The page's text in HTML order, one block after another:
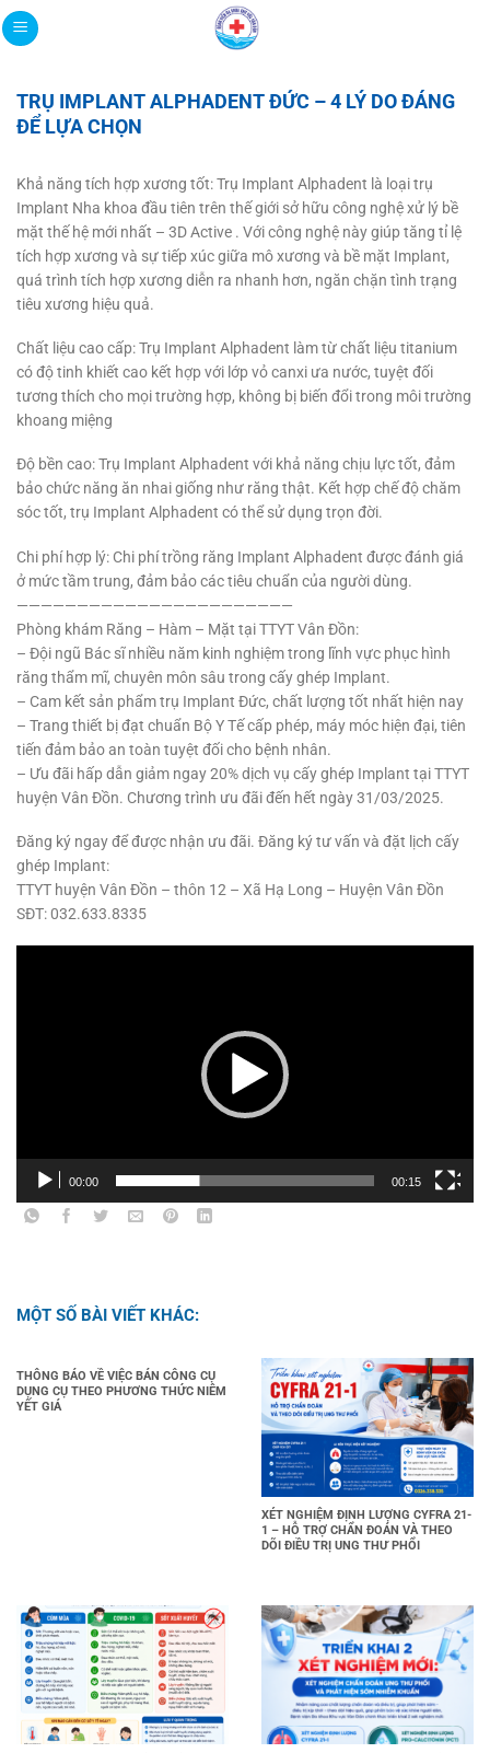
Bỏ
qua
dung
TRỤ IMPLANT ALPHADENT ĐỨC – 4 LÝ DO ĐÁNG
ĐỂ LỰA CHỌN
Khả năng tích hợp xương tốt: Trụ Implant Alphadent là loại trụ
Implant Nha khoa đầu tiên trên thế giới sở hữu công nghệ xử lý bề
mặt thế hệ mới nhất – 3D Active . Với công nghệ này giúp tăng tỉ lệ
tích hợp xương và sự tiếp xúc giữa mô xương và bề mặt Implant,
quá trình tích hợp xương diễn ra nhanh hơn, ngăn chặn tình trạng
tiêu xương hiệu quả.
Chất liệu cao cấp: Trụ Implant Alphadent làm từ chất liệu titanium
có độ tinh khiết cao kết hợp với lớp vỏ canxi ưa nước, tuyệt đối
tương thích cho mọi trường hợp, không bị biến đổi trong môi trường
khoang miệng
Độ bền cao: Trụ Implant Alphadent với khả năng chịu lực tốt, đảm
bảo chức năng ăn nhai giống như răng thật. Kết hợp chế độ chăm
sóc tốt, trụ Implant Alphadent có thể sử dụng trọn đời.
Chi phí hợp lý: Chi phí trồng răng Implant Alphadent được đánh giá
ở mức tầm trung, đảm bảo các tiêu chuẩn của người dùng.
———————————————————————
Phòng khám Răng – Hàm – Mặt tại TTYT Vân Đồn:
– Đội ngũ Bác sĩ nhiều năm kinh nghiệm trong lĩnh vực phục hình
răng thẩm mĩ, chuyên môn sâu trong cấy ghép Implant.
– Cam kết sản phẩm trụ Implant Đức, chất lượng tốt nhất hiện nay
– Trang thiết bị đạt chuẩn Bộ Y Tế cấp phép, máy móc hiện đại, tiên
tiến đảm bảo an toàn tuyệt đối cho bệnh nhân.
– Ưu đãi hấp dẫn giảm ngay 20% dịch vụ cấy ghép Implant tại TTYT
huyện Vân Đồn. Chương trình ưu đãi đến hết ngày 31/03/2025.
Đăng ký ngay để được nhận ưu đãi. Đăng ký tư vấn và đặt lịch cấy
ghép Implant:
TTYT huyện Vân Đồn – thôn 12 – Xã Hạ Long – Huyện Vân Đồn
SĐT: 032.633.8335
00:00 00:15
MỘT SỐ BÀI VIẾT KHÁC:
THÔNG BÁO VỀ VIỆC BÁN CÔNG CỤ
DỤNG CỤ THEO PHƯƠNG THỨC NIÊM
YẾT GIÁ
XÉT NGHIỆM ĐỊNH LƯỢNG CYFRA 21-
1 – HỖ TRỢ CHẨN ĐOÁN VÀ THEO
DÕI ĐIỀU TRỊ UNG THƯ PHỔI